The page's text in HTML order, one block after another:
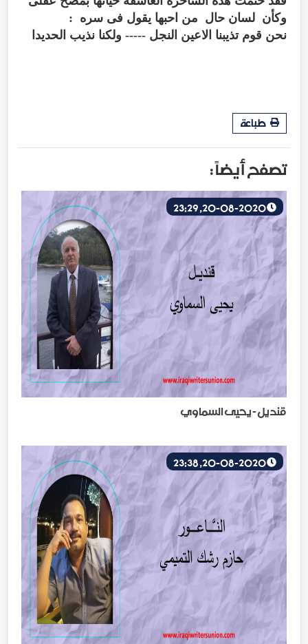
وكأن لسان حال من احبها يقول فى سره :
نحن قوم تذيبنا الاعين النجل ----- ولكنا نذيب الحديدا
طباعة
تصفح أيضاً :
قنديل - يحيى السماوي